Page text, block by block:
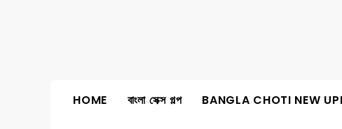
HOME বাংলা সেক্স গল্প BANGLA CHOTI NEW